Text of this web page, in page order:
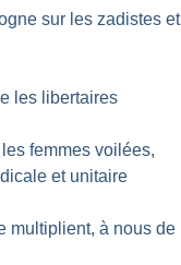
sur les zadistes et
les libertaires
femmes voilées,
et unitaire
multiplient, à nous de